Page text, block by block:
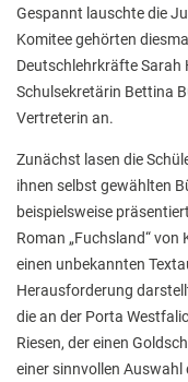
Sekretariat
Formulare
IT & Print
Musikschule
Stadtbücherei
Wirtschaft
Förderverein
Gespannt lauschte die
Komitee gehörten
Deutschlehrkräfte Sarah
Schulsekretärin Bettina
Vertreterin an.
Zunächst lasen die
ihnen selbst gewählten
beispielsweise
Roman „Fuchsland“ von
einen unbekannten
Herausforderung
die an der Porta
Riesen, der einen
einer sinnvollen